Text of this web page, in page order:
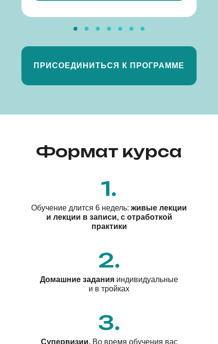
ПРИСОЕДИНИТЬСЯ К ПРОГРАММЕ
Формат курса
1.
2.
3.
Обучение длится 6 недель: живые лекции
и лекции в записи, с отработкой
практики
Домашние задания индивидуальные
и в тройках
Супервизии.Во время обучения вас